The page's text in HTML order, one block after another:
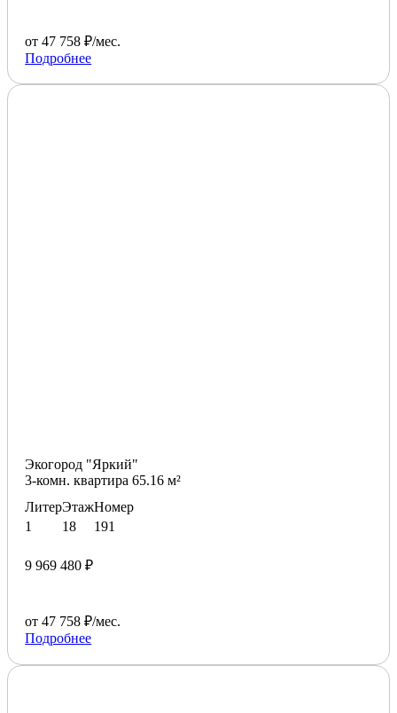
от 47 758 ₽/мес.
Подробнее
Экогород "Яркий"
3-комн. квартира 65.16 м²
Литер
1
Этаж
18
Номер
191
9 969 480 ₽
от 47 758 ₽/мес.
Подробнее